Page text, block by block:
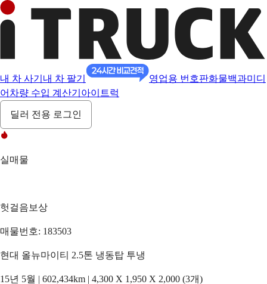
내 차 사기 내 차 팔기 영업용 번호판화물백과미디
어 차량 수입 계산기 아이트럭
딜러 전용 로그인
실매물
헛걸음보상
매물번호: 183503
현대 올뉴마이티 2.5톤 냉동탑 투냉
15년 5월 | 602,434km | 4,300 X 1,950 X 2,000 (3개)